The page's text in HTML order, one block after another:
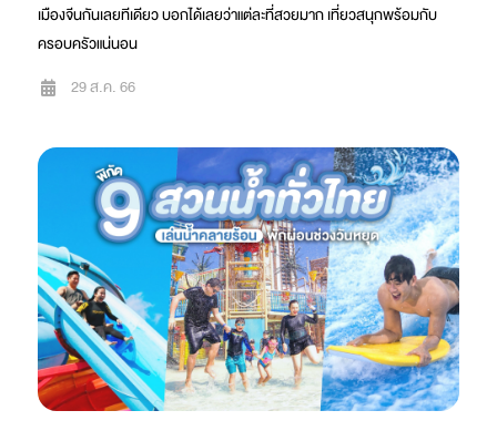
เมืองจีนกันเลยทีเดียว บอกได้เลยว่าแต่ละที่สวยมาก เที่ยวสนุกพร้อมกับ
ครอบครัวแน่นอน
29 ส.ค. 66